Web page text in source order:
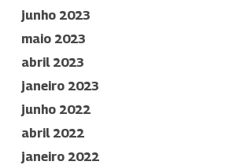
junho 2023
maio 2023
abril 2023
janeiro 2023
junho 2022
abril 2022
janeiro 2022